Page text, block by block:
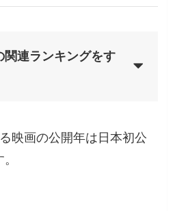
関連ランキングをす
映画の公開年は日本初公